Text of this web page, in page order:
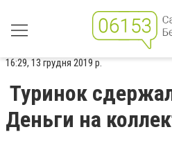
16:29, 13 грудня 2019 р.
Туринок
Деньги на